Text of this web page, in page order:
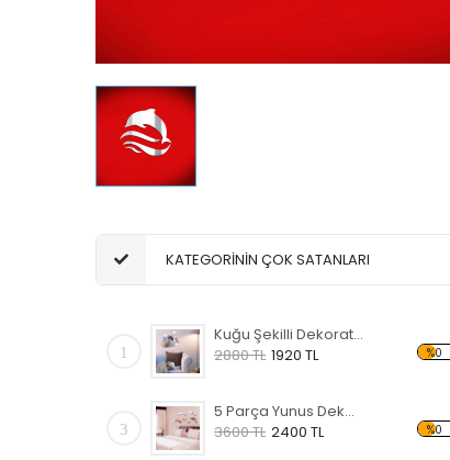
KATEGORİNİN ÇOK SATANLARI
1
Kuğu Şekilli Dekoratif Kırılmaz Ayna
2880 TL 1920 TL %0
3
5 Parça Yunus Dekoratif Kırılmaz Ayna
3600 TL 2400 TL %0